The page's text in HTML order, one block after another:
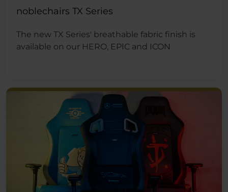
noblechairs TX Series
The new TX Series' breathable fabric finish is
available on our HERO, EPIC and ICON